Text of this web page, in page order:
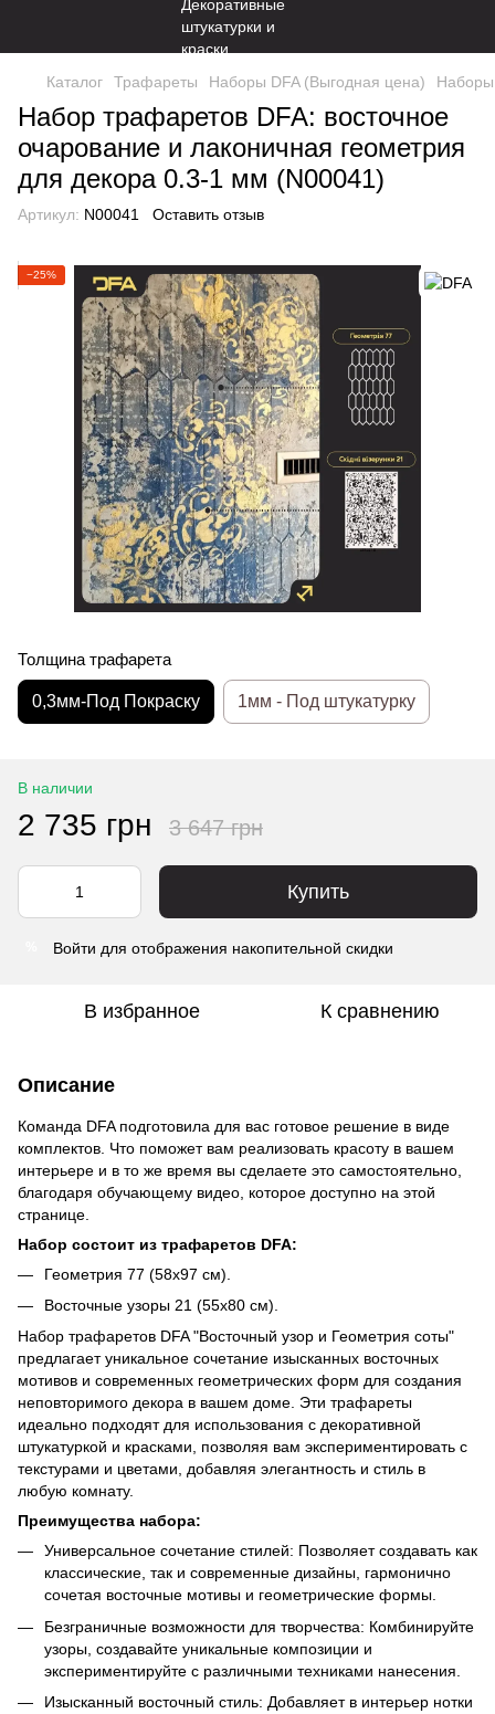
Каталог Трафареты Наборы DFA (Выгодная цена) Наборы
Набор трафаретов DFA: восточное
очарование и лаконичная геометрия
для декора 0.3-1 мм (N00041)
Артикул: N00041 Оставить отзыв
−25%
Толщина трафарета
0,3мм-Под Покраску 1мм - Под штукатурку
В наличии
2 735 грн 3 647 грн
Купить
Войти для отображения накопительной скидки
В избранное К сравнению
Описание
Команда DFA подготовила для вас готовое решение в виде
комплектов. Что поможет вам реализовать красоту в вашем
интерьере и в то же время вы сделаете это самостоятельно,
благодаря обучающему видео, которое доступно на этой
странице.
Набор состоит из трафаретов DFA:
Геометрия 77 (58x97 см).
Восточные узоры 21 (55x80 см).
Набор трафаретов DFA "Восточный узор и Геометрия соты"
предлагает уникальное сочетание изысканных восточных
мотивов и современных геометрических форм для создания
неповторимого декора в вашем доме. Эти трафареты
идеально подходят для использования с декоративной
штукатуркой и красками, позволяя вам экспериментировать с
текстурами и цветами, добавляя элегантность и стиль в
любую комнату.
Преимущества набора:
Универсальное сочетание стилей: Позволяет создавать как
классические, так и современные дизайны, гармонично
сочетая восточные мотивы и геометрические формы.
Безграничные возможности для творчества: Комбинируйте
узоры, создавайте уникальные композиции и
экспериментируйте с различными техниками нанесения.
Изысканный восточный стиль: Добавляет в интерьер нотки